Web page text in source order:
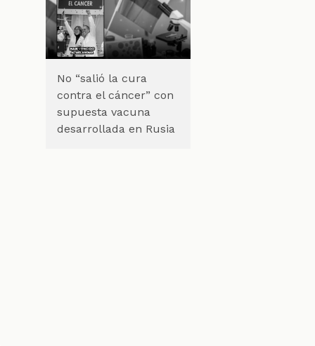
No “salió la cura
contra el cáncer” con
supuesta vacuna
desarrollada en Rusia